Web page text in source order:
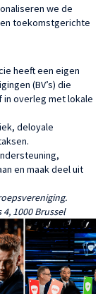
we de
toekomstgerichte
heeft een eigen
(BV’s) die
in overleg met lokale
deloyale
en maak deel uit
1000 Brussel